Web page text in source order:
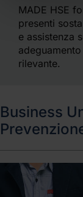
MADE HSE
presenti
e assistenza
rilevante.
Business